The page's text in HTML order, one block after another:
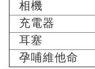
相機
充電器
耳塞
孕哺維他命